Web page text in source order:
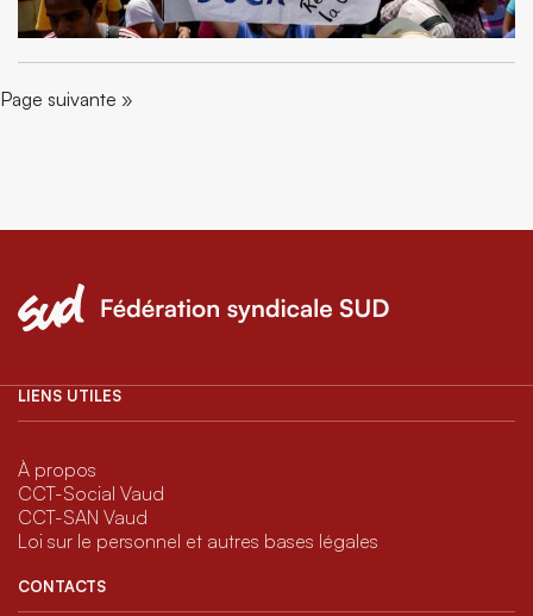
Page suivante »
LIENS UTILES
À propos
CCT-Social Vaud
CCT-SAN Vaud
Loi sur le personnel et autres bases légales
CONTACTS